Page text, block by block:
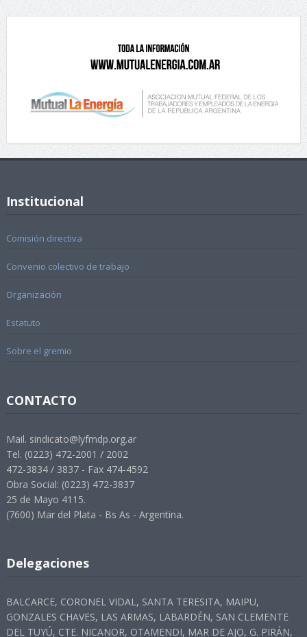
Institucional
Comisión directiva
Convenio colectivo de trabajo
Organización
Estatuto
Sobre el gremio
CONTACTO
Mail. sindicato@lyfmdp.org.ar
Tel. (0223) 472-2001 / 2002
472-3834 / 3837 - Fax 474-4592
Obra Social: (0223) 472-3837
25 de Mayo 4115.
(7600) Mar del Plata - Bs As - Argentina.
Delegaciones
BALCARCE, CORONEL VIDAL, SANTA TERESITA, MAIPU,
GONZALES CHAVES, LAS ARMAS, LABARDÉN, SAN CLEMENTE
DEL TUYÚ, CTE. NICANOR, OTAMENDI, MAR DE AJO, G. PIRÁN,